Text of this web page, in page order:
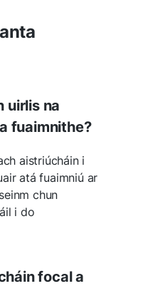
uirlis na
fuaimnithe?
aistriúcháin i
atá fuaimniú ar
chun
i do
focal a